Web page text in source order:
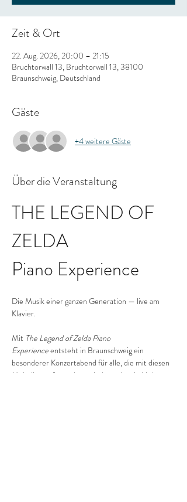
Zeit & Ort
22. Aug. 2026, 20:00 – 21:15
Bruchtorwall 13, Bruchtorwall 13, 38100
Braunschweig, Deutschland
Gäste
+4 weitere Gäste
Über die Veranstaltung
THE LEGEND OF
ZELDA
Piano Experience
Die Musik einer ganzen Generation — live am
Klavier.
Mit The Legend of Zelda Piano
Experience entsteht in Braunschweig ein
besonderer Konzertabend für alle, die mit diesen
Melodien aufgewachsen sind — oder sie bis heute